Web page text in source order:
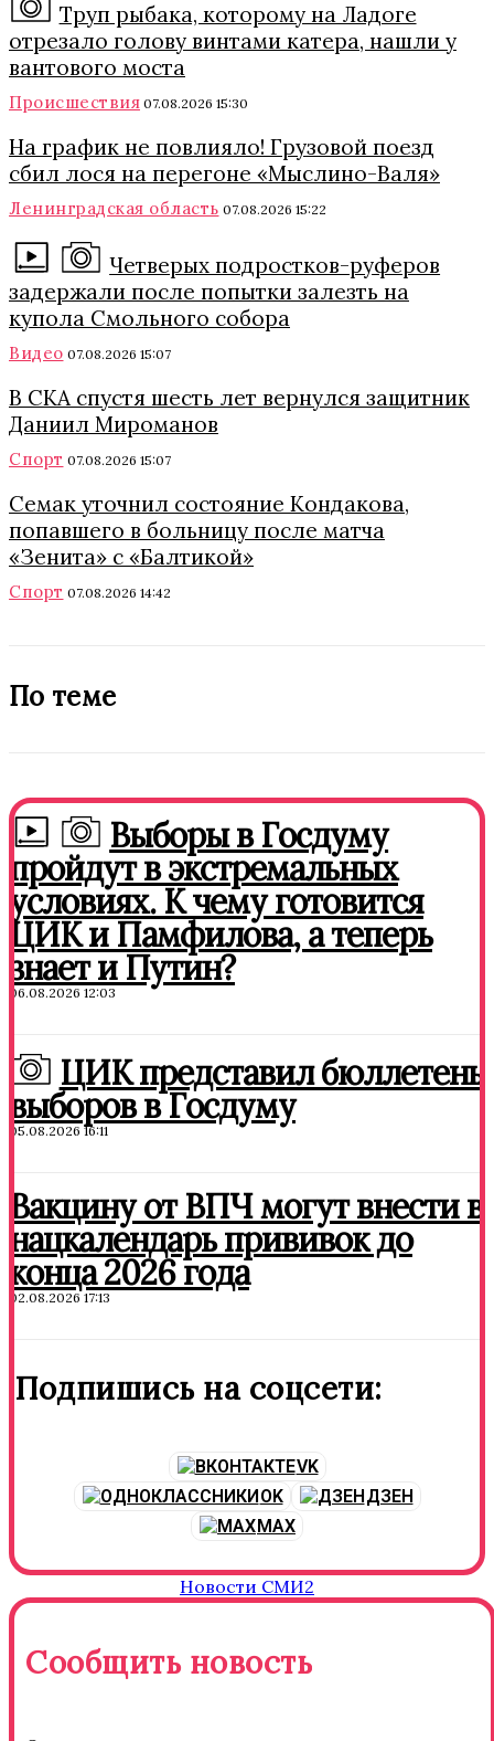
Труп рыбака, которому на Ладоге
отрезало голову винтами катера, нашли у
вантового моста
Происшествия 07.08.2026 15:30
На график не повлияло! Грузовой поезд
сбил лося на перегоне «Мыслино-Валя»
Ленинградская область 07.08.2026 15:22
Четверых подростков-руферов
задержали после попытки залезть на
купола Смольного собора
Видео 07.08.2026 15:07
В СКА спустя шесть лет вернулся защитник
Даниил Мироманов
Спорт 07.08.2026 15:07
Семак уточнил состояние Кондакова,
попавшего в больницу после матча
«Зенита» с «Балтикой»
Спорт 07.08.2026 14:42
По теме
Выборы в Госдуму
пройдут в экстремальных
условиях. К чему готовится
ЦИК и Памфилова, а теперь
знает и Путин?
06.08.2026 12:03
ЦИК представил бюллетень
выборов в Госдуму
05.08.2026 16:11
Вакцину от ВПЧ могут внести в
нацкалендарь прививок до
конца 2026 года
02.08.2026 17:13
Подпишись на соцсети:
VK
OK
ДЗЕН
MAX
Новости СМИ2
Сообщить новость